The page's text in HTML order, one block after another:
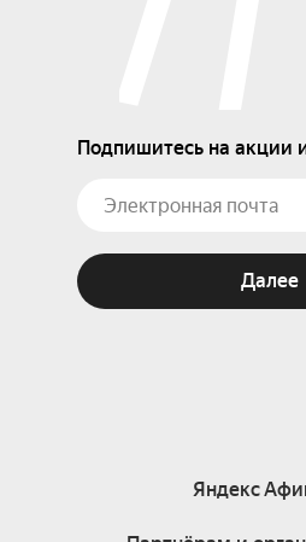
Подпишитесь на акции
Далее
Яндекс